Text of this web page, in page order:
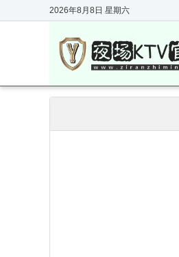
2026年8月8日 星期六